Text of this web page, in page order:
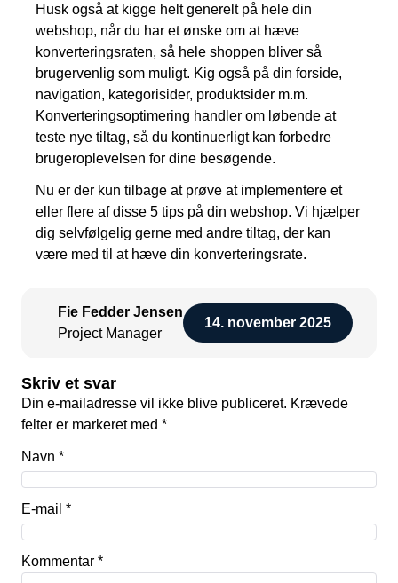
Husk også at kigge helt generelt på hele din
webshop, når du har et ønske om at hæve
konverteringsraten, så hele shoppen bliver så
brugervenlig som muligt. Kig også på din forside,
navigation, kategorisider, produktsider m.m.
Konverteringsoptimering handler om løbende at
teste nye tiltag, så du kontinuerligt kan forbedre
brugeroplevelsen for dine besøgende.
Nu er der kun tilbage at prøve at implementere et
eller flere af disse 5 tips på din webshop. Vi hjælper
dig selvfølgelig gerne med andre tiltag, der kan
være med til at hæve din konverteringsrate.
Fie Fedder Jensen
Project Manager
14. november 2025
Skriv et svar
Din e-mailadresse vil ikke blive publiceret. Krævede
felter er markeret med *
Kommentar *
Navn *
E-mail *